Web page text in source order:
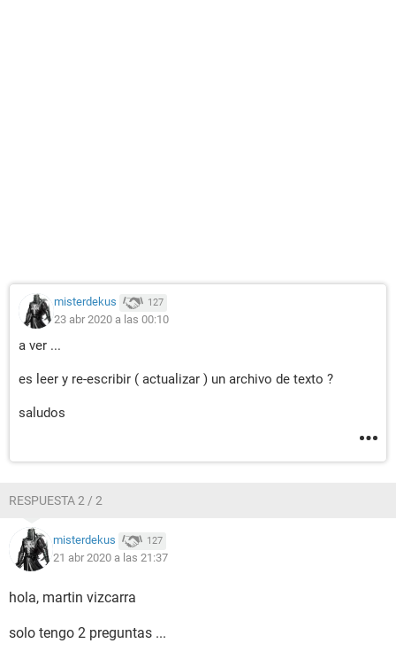
misterdekus 127
23 abr 2020 a las 00:10
a ver ...
es leer y re-escribir ( actualizar ) un archivo de texto ?
saludos
RESPUESTA 2 / 2
misterdekus 127
21 abr 2020 a las 21:37
hola, martin vizcarra
solo tengo 2 preguntas ...